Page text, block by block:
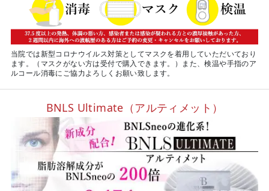
当院では新型コロナウイルス対策としてマスクを着用していただいており
ます。（マスクがない方は受付で購入できます。）また、検温や手指のア
ルコール消毒にご協力よろしくお願い致します。
BNLS Ultimate（アルティメット）